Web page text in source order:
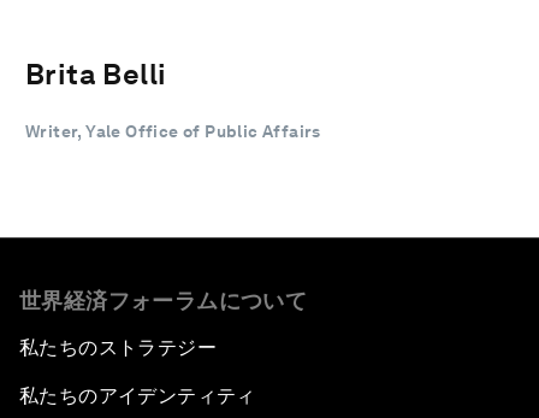
Brita Belli
Writer, Yale Office of Public Affairs
世界経済フォーラムについて
私たちのストラテジー
私たちのアイデンティティ